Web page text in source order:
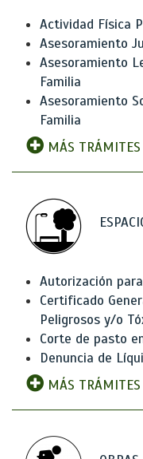
Actividad Física
Asesoramiento
Asesoramiento
Familia
Asesoramiento
Familia
MÁS TRÁMITES
Autorización
Certificado
Peligrosos y/o
Corte de pasto
Denuncia de
MÁS TRÁMITES